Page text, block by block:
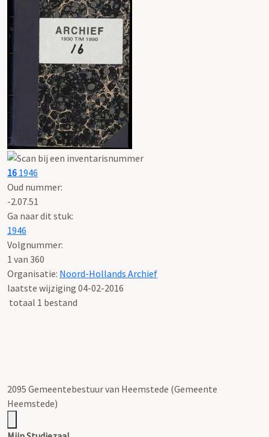
16 1946
Oud nummer:
-2.07.51
Ga naar dit stuk:
1946
Volgnummer:
1 van 360
Organisatie: Noord-Hollands Archief
laatste wijziging 04-02-2016
totaal 1 bestand
2095 Gemeentebestuur van Heemstede (Gemeente
Heemstede)